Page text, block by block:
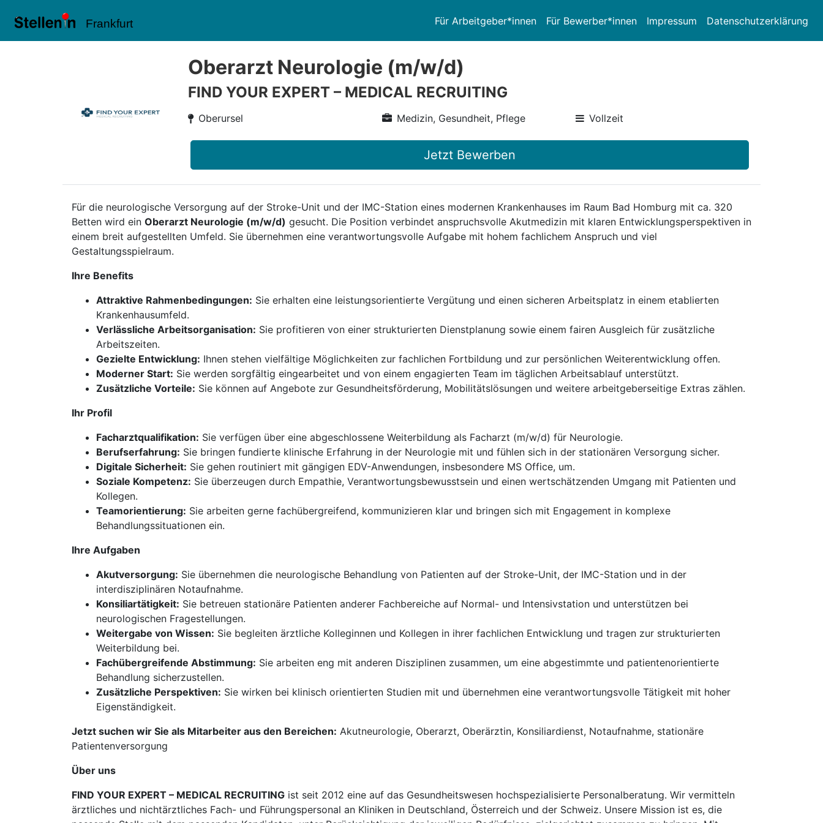
Frankfurt Für Arbeitgeber*innen Für Bewerber*innen Impressum Datenschutzerklärung
Oberarzt Neurologie (m/w/d)
FIND YOUR EXPERT – MEDICAL RECRUITING
Oberursel Medizin, Gesundheit, Pflege Vollzeit
Jetzt Bewerben
Für die neurologische Versorgung auf der Stroke-Unit und der IMC-Station eines modernen Krankenhauses im Raum Bad Homburg mit ca. 320
Betten wird ein Oberarzt Neurologie (m/w/d) gesucht. Die Position verbindet anspruchsvolle Akutmedizin mit klaren Entwicklungsperspektiven in
einem breit aufgestellten Umfeld. Sie übernehmen eine verantwortungsvolle Aufgabe mit hohem fachlichem Anspruch und viel
Gestaltungsspielraum.
Ihre Benefits
Attraktive Rahmenbedingungen: Sie erhalten eine leistungsorientierte Vergütung und einen sicheren Arbeitsplatz in einem etablierten
Krankenhausumfeld.
Verlässliche Arbeitsorganisation: Sie profitieren von einer strukturierten Dienstplanung sowie einem fairen Ausgleich für zusätzliche
Arbeitszeiten.
Gezielte Entwicklung: Ihnen stehen vielfältige Möglichkeiten zur fachlichen Fortbildung und zur persönlichen Weiterentwicklung offen.
Moderner Start: Sie werden sorgfältig eingearbeitet und von einem engagierten Team im täglichen Arbeitsablauf unterstützt.
Zusätzliche Vorteile: Sie können auf Angebote zur Gesundheitsförderung, Mobilitätslösungen und weitere arbeitgeberseitige Extras zählen.
Ihr Profil
Facharztqualifikation: Sie verfügen über eine abgeschlossene Weiterbildung als Facharzt (m/w/d) für Neurologie.
Berufserfahrung: Sie bringen fundierte klinische Erfahrung in der Neurologie mit und fühlen sich in der stationären Versorgung sicher.
Digitale Sicherheit: Sie gehen routiniert mit gängigen EDV-Anwendungen, insbesondere MS Office, um.
Soziale Kompetenz: Sie überzeugen durch Empathie, Verantwortungsbewusstsein und einen wertschätzenden Umgang mit Patienten und
Kollegen.
Teamorientierung: Sie arbeiten gerne fachübergreifend, kommunizieren klar und bringen sich mit Engagement in komplexe
Behandlungssituationen ein.
Ihre Aufgaben
Akutversorgung: Sie übernehmen die neurologische Behandlung von Patienten auf der Stroke-Unit, der IMC-Station und in der
interdisziplinären Notaufnahme.
Konsiliartätigkeit: Sie betreuen stationäre Patienten anderer Fachbereiche auf Normal- und Intensivstation und unterstützen bei
neurologischen Fragestellungen.
Weitergabe von Wissen: Sie begleiten ärztliche Kolleginnen und Kollegen in ihrer fachlichen Entwicklung und tragen zur strukturierten
Weiterbildung bei.
Fachübergreifende Abstimmung: Sie arbeiten eng mit anderen Disziplinen zusammen, um eine abgestimmte und patientenorientierte
Behandlung sicherzustellen.
Zusätzliche Perspektiven: Sie wirken bei klinisch orientierten Studien mit und übernehmen eine verantwortungsvolle Tätigkeit mit hoher
Eigenständigkeit.
Jetzt suchen wir Sie als Mitarbeiter aus den Bereichen: Akutneurologie, Oberarzt, Oberärztin, Konsiliardienst, Notaufnahme, stationäre
Patientenversorgung
Über uns
FIND YOUR EXPERT – MEDICAL RECRUITING ist seit 2012 eine auf das Gesundheitswesen hochspezialisierte Personalberatung. Wir vermitteln
ärztliches und nichtärztliches Fach- und Führungspersonal an Kliniken in Deutschland, Österreich und der Schweiz. Unsere Mission ist es, die